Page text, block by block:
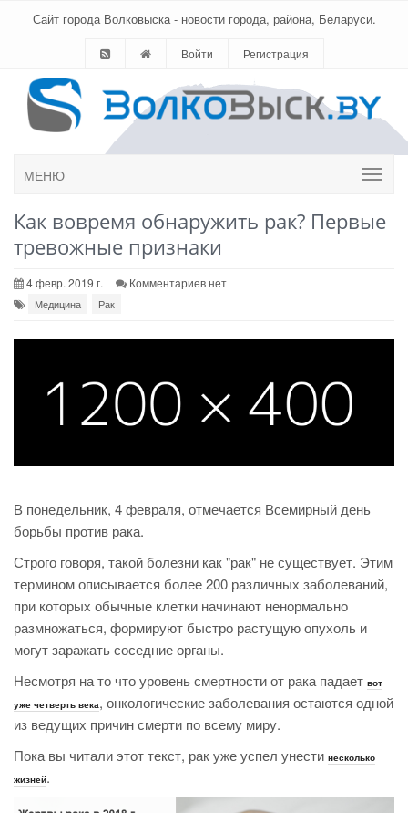
Сайт города Волковыска - новости города, района, Беларуси.
Войти Регистрация
МЕНЮ
Как вовремя обнаружить рак? Первые
тревожные признаки
4 февр. 2019 г. Комментариев нет
Медицина Рак
В понедельник, 4 февраля, отмечается Всемирный день
борьбы против рака.
Строго говоря, такой болезни как "рак" не существует. Этим
термином описывается более 200 различных заболеваний,
при которых обычные клетки начинают ненормально
размножаться, формируют быстро растущую опухоль и
могут заражать соседние органы.
Несмотря на то что уровень смертности от рака падает вот
уже четверть века, онкологические заболевания остаются одной
из ведущих причин смерти по всему миру.
Пока вы читали этот текст, рак уже успел унести несколько
жизней.